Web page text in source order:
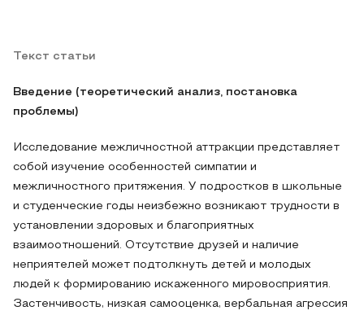
Текст статьи
Введение (теоретический анализ, постановка
проблемы)
Исследование межличностной аттракции представляет
собой изучение особенностей симпатии и
межличностного притяжения. У подростков в школьные
и студенческие годы неизбежно возникают трудности в
установлении здоровых и благоприятных
взаимоотношений. Отсутствие друзей и наличие
неприятелей может подтолкнуть детей и молодых
людей к формированию искаженного мировосприятия.
Застенчивость, низкая самооценка, вербальная агрессия